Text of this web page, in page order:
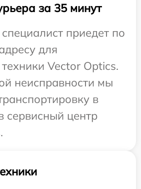
за 35 минут
приедет по
для
Vector Optics.
неисправности мы
в
сервисный центр